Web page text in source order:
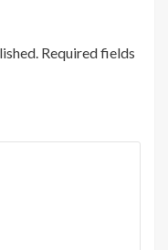
Required fields